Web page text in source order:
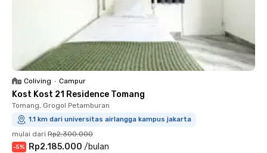
Coliving • Campur
Kost Kost 21 Residence Tomang
Tomang, Grogol Petamburan
1.1 km dari universitas airlangga kampus jakarta
mulai dari Rp2.300.000
-5% Rp2.185.000 /bulan